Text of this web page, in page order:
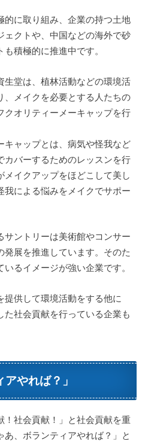
的に取り組み、企業の持つ土地
ェクトや、中国などの海外で砂
積極的に推進中です。
生堂は、植林活動などの環境活
、メイクを必要とする人たちの
クオリティーメーキャップを行
キャップとは、病気や怪我など
カバーするためのレッスンを行
メイクアップをほどこして美し
我による悩みをメイクでサポー
サントリーは美術館やコンサー
発展を推進しています。そのた
るイメージが強い企業です。
供して環境活動をする他に
た社会貢献を行っている企業も
アやれば？」
！社会貢献！」と社会貢献を重
、ボランティアやれば？」と